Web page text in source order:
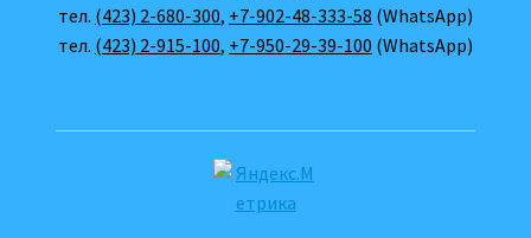
тел. (423) 2-680-300, +7-902-48-333-58 (WhatsApp)
тел. (423) 2-915-100, +7-950-29-39-100 (WhatsApp)